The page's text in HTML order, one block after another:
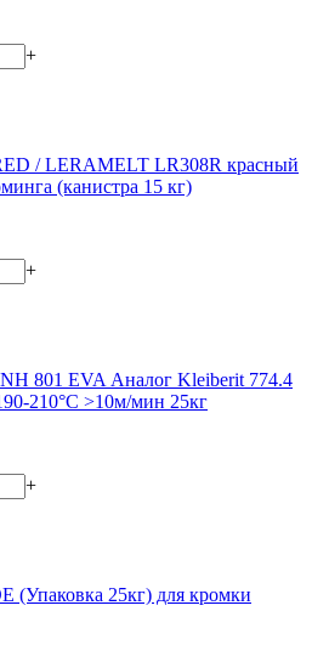
+
/ LERAMELT LR308R красный
(канистра 15 кг)
+
801 EVA Аналог Kleiberit 774.4
210°С >10м/мин 25кг
+
(Упаковка 25кг) для кромки